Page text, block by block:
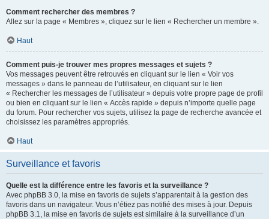
Comment rechercher des membres ?
Allez sur la page « Membres », cliquez sur le lien « Rechercher un membre ».
Haut
Comment puis-je trouver mes propres messages et sujets ?
Vos messages peuvent être retrouvés en cliquant sur le lien « Voir vos
messages » dans le panneau de l’utilisateur, en cliquant sur le lien
« Rechercher les messages de l’utilisateur » depuis votre propre page de profil
ou bien en cliquant sur le lien « Accès rapide » depuis n’importe quelle page
du forum. Pour rechercher vos sujets, utilisez la page de recherche avancée et
choisissez les paramètres appropriés.
Haut
Surveillance et favoris
Quelle est la différence entre les favoris et la surveillance ?
Avec phpBB 3.0, la mise en favoris de sujets s’apparentait à la gestion des
favoris dans un navigateur. Vous n’étiez pas notifié des mises à jour. Depuis
phpBB 3.1, la mise en favoris de sujets est similaire à la surveillance d’un